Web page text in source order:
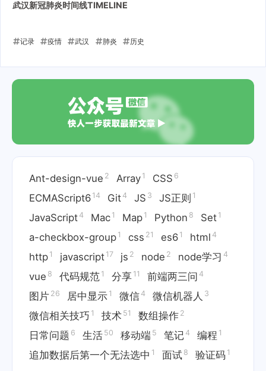
武汉新冠肺炎时间线TIMELINE
记录 疫情 武汉 肺炎 历史
Ant-design-vue 2 Array 1 CSS 6
ECMAScript6 14 Git 4 JS 3 JS正则 1
JavaScript 4 Mac 1 Map 1 Python 8 Set 1
a-checkbox-group 1 css 21 es6 1 html 4
http 1 javascript 17 js 2 node 2 node学习 4
vue 8 代码规范 1 分享 11 前端两三问 4
图片 26 居中显示 1 微信 4 微信机器人 3
微信相关技巧 1 技术 51 数组操作 2
日常问题 6 生活 50 移动端 5 笔记 4 编程 1
追加数据后第一个无法选中 1 面试 8 验证码 1